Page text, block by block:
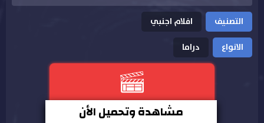
التصنيف
افلام اجنبي
الانواع
دراما
مشاهدة وتحميل الأن